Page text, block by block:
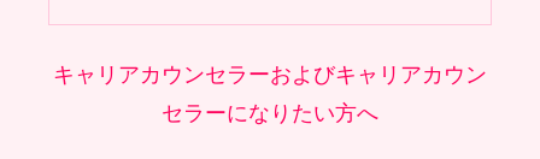
キャリアカウンセラーおよびキャリアカウン
セラーになりたい方へ